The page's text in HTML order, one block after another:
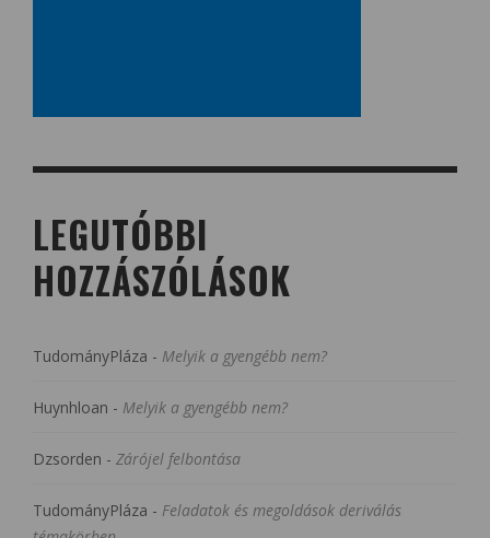
LEGUTÓBBI
HOZZÁSZÓLÁSOK
TudományPláza - Melyik a gyengébb nem?
Huynhloan - Melyik a gyengébb nem?
Dzsorden - Zárójel felbontása
TudományPláza - Feladatok és megoldások deriválás